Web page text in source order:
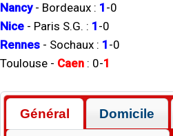
Nancy- Bordeaux : 1 -0
Nice - Paris S.G. : 1 -0
Rennes - Sochaux : 1 -0
Toulouse - Caen : 0-1
Général Domicile